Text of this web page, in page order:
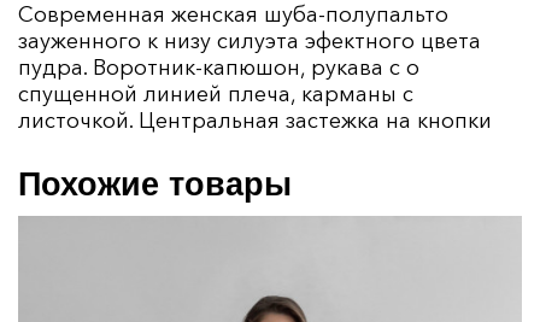
Современная женская шуба-полупальто
зауженного к низу силуэта эфектного цвета
пудра. Воротник-капюшон, рукава с о
спущенной линией плеча, карманы с
листочкой. Центральная застежка на кнопки
Похожие товары